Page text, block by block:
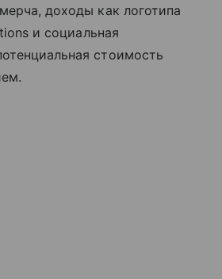
доходы как логотипа
и социальная
стоимость